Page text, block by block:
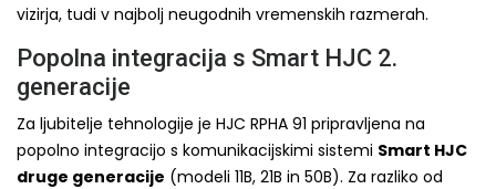
vizirja, tudi v najbolj neugodnih vremenskih razmerah.
Popolna integracija s Smart HJC 2.
generacije
Za ljubitelje tehnologije je HJC RPHA 91 pripravljena na
popolno integracijo s komunikacijskimi sistemi Smart HJC
druge generacije (modeli 11B, 21B in 50B). Za razliko od